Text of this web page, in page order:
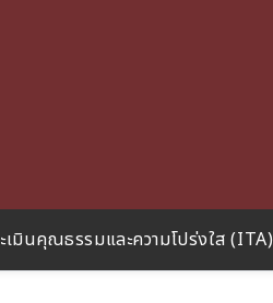
เมินคุณธรรมและความโปร่งใส (ITA)